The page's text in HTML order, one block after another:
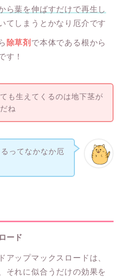
ら葉を伸ばすだけで再生し
てしまうとかなり厄介です
除草剤 で本体である根から
す！
も生えてくるのは地下茎が
ね
ってなかなか厄
ード
アップマックスロードは、
それに似合うだけの効果を